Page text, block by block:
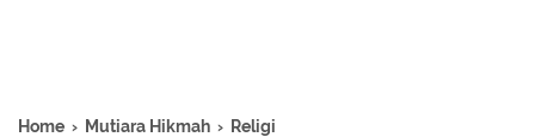
Home › Mutiara Hikmah › Religi